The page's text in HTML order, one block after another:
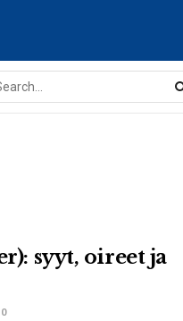
syyt, oireet ja
0